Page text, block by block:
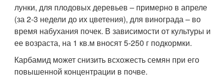
лунки, для плодовых деревьев – примерно в апреле
(за 2-3 недели до их цветения), для винограда – во
время набухания почек. В зависимости от культуры и
ее возраста, на 1 кв.м вносят 5-250 г подкормки.
Карбамид может снизить всхожесть семян при его
повышенной концентрации в почве.